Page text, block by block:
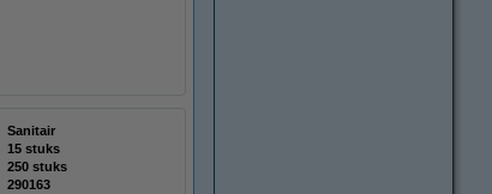
Sanitair
15 stuks
250 stuks
290163